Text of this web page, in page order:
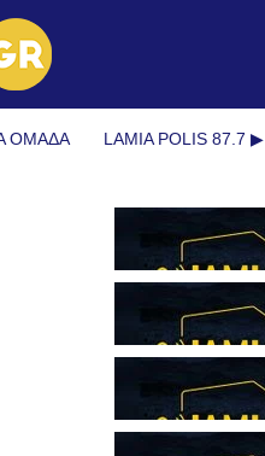
ΟΜΆΔΑ LAMIA POLIS 87.7 ▶︎